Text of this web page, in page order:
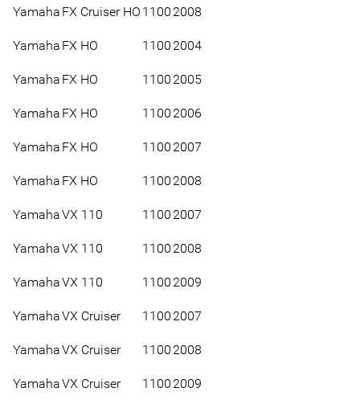
Yamaha FX Cruiser HO 1100 2008
Yamaha FX HO 1100 2004
Yamaha FX HO 1100 2005
Yamaha FX HO 1100 2006
Yamaha FX HO 1100 2007
Yamaha FX HO 1100 2008
YamahaVX 110 1100 2007
YamahaVX 110 1100 2008
YamahaVX 110 1100 2009
YamahaVX Cruiser 1100 2007
YamahaVX Cruiser 1100 2008
YamahaVX Cruiser 1100 2009